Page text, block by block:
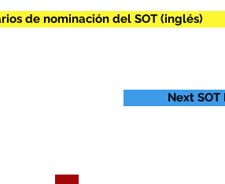
de nominación del SOT (inglés)
Next